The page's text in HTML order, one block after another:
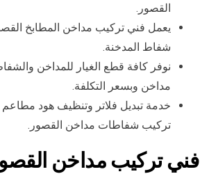
القصور.
يعمل فني تركيب مداخن المطابخ
شفاط المدخنة.
نوفر كافة قطع الغيار للمداخن
مداخن وبسعر التكلفة.
خدمة تبديل فلاتر وتنظيف هود
تركيب شفاطات مداخن القصور.
فني تركيب مداخن